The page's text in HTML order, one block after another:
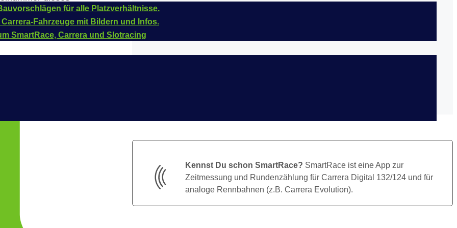
für alle Platzverhältnisse.
Fahrzeuge mit Bildern und Infos.
SmartRace, Carrera und Slotracing
Kennst Du schon SmartRace? SmartRace ist eine App zur
Zeitmessung und Rundenzählung für Carrera Digital 132/124 und für
analoge Rennbahnen (z.B. Carrera Evolution).